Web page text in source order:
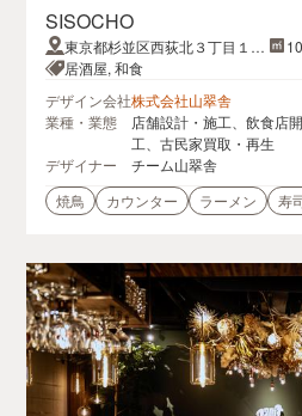
SISOCHO
東京都杉並区西荻北３丁目１４
−４ 本橋ビル １Ｆ
居酒屋, 和食
デザイン会社株式会社山翠舎
業種・業態
店舗設計・施工、飲食店
工、古民家買取・再生
デザイナー
チーム山翠舎
焼鳥
カウンター ラーメン 寿